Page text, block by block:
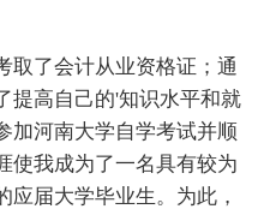
取了会计从业资格证；通
提高自己的'知识水平和就
加河南大学自学考试并顺
使我成为了一名具有较为
应届大学毕业生。为此，